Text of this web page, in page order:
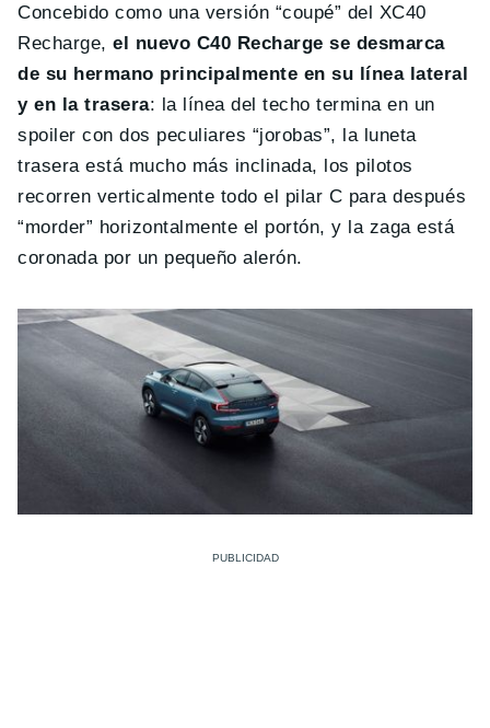
Concebido como una versión “coupé” del XC40
Recharge,el nuevo C40 Recharge se desmarca
de su hermano principalmente en su línea lateral
y en la trasera: la línea del techo termina en un
spoiler con dos peculiares “jorobas”, la luneta
trasera está mucho más inclinada, los pilotos
recorren verticalmente todo el pilar C para después
“morder” horizontalmente el portón, y la zaga está
coronada por un pequeño alerón.